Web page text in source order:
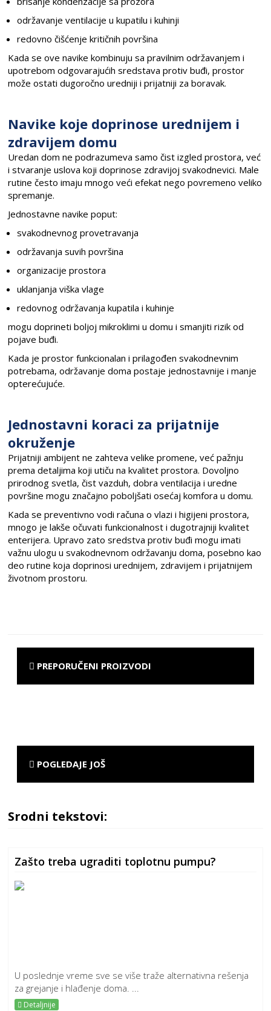
održavanje ventilacije u kupatilu i kuhinji
redovno čišćenje kritičnih površina
Kada se ove navike kombinuju sa pravilnim održavanjem i
upotrebom odgovarajućih sredstava protiv buđi, prostor
može ostati dugoročno uredniji i prijatniji za boravak.
Navike koje doprinose urednijem i
zdravijem domu
Uredan dom ne podrazumeva samo čist izgled prostora, već
i stvaranje uslova koji doprinose zdravijoj svakodnevici. Male
rutine često imaju mnogo veći efekat nego povremeno veliko
spremanje.
Jednostavne navike poput:
svakodnevnog provetravanja
održavanja suvih površina
organizacije prostora
uklanjanja viška vlage
redovnog održavanja kupatila i kuhinje
mogu doprineti boljoj mikroklimi u domu i smanjiti rizik od
pojave buđi.
Kada je prostor funkcionalan i prilagođen svakodnevnim
potrebama, održavanje doma postaje jednostavnije i manje
opterećujuće.
Jednostavni koraci za prijatnije
okruženje
Prijatniji ambijent ne zahteva velike promene, već pažnju
prema detaljima koji utiču na kvalitet prostora. Dovoljno
prirodnog svetla, čist vazduh, dobra ventilacija i uredne
površine mogu značajno poboljšati osećaj komfora u domu.
Kada se preventivno vodi računa o vlazi i higijeni prostora,
mnogo je lakše očuvati funkcionalnost i dugotrajniji kvalitet
enterijera. Upravo zato sredstva protiv buđi mogu imati
važnu ulogu u svakodnevnom održavanju doma, posebno kao
deo rutine koja doprinosi urednijem, zdravijem i prijatnijem
životnom prostoru.
PREPORUČENI PROIZVODI
POGLEDAJE JOŠ
Srodni tekstovi:
Zašto treba ugraditi toplotnu pumpu?
U poslednje vreme sve se više traže alternativna rešenja
za grejanje i hlađenje doma. ...
Detaljnije